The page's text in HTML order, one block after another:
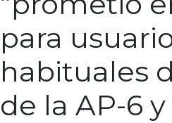
para
habituales
de la AP-6 y